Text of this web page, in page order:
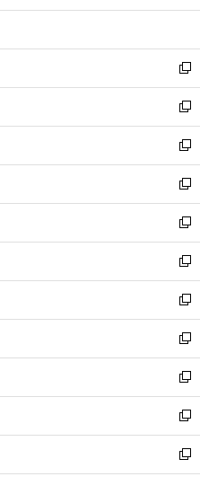
ウ
開
く
新
し
い
ウ
ィ
ン
ド
ウ
で
開
く
新
し
い
ウ
ィ
ン
ド
ウ
で
開
く
新
し
い
ウ
ィ
ン
ド
ウ
で
開
く
新
し
い
ウ
ィ
ン
ド
ウ
で
開
く
新
し
い
ウ
ィ
ン
ド
ウ
で
開
く
新
し
い
ウ
ィ
ン
ド
ウ
で
開
く
新
し
い
ウ
ィ
ン
ド
ウ
で
開
新
し
い
ウ
ィ
ン
ド
ウ
新
し
い
ウ
ィ
ン
新
し
い
ウ
新
し